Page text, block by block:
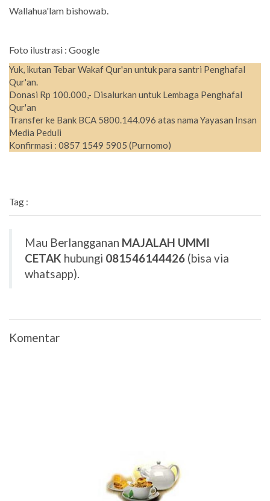
Wallahua'lam bishowab.
Foto ilustrasi : Google
Yuk, ikutan Tebar Wakaf Qur'an untuk para santri Penghafal
Qur'an.
Donasi Rp 100.000,- Disalurkan untuk Lembaga Penghafal
Qur'an
Transfer ke Bank BCA 5800.144.096 atas nama Yayasan Insan
Media Peduli
Konfirmasi : 0857 1549 5905 (Purnomo)
Tag :
Mau Berlangganan MAJALAH UMMI
CETAK hubungi 081546144426 (bisa via
whatsapp).
Komentar